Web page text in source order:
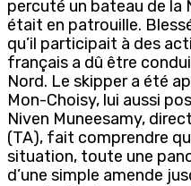
percuté un bateau de la
était en patrouille.
qu’il participait à des
français a dû être
Nord. Le skipper a été
Mon-Choisy, lui aussi
Niven Muneesamy,
(TA), fait comprendre
situation, toute une
d’une simple amende